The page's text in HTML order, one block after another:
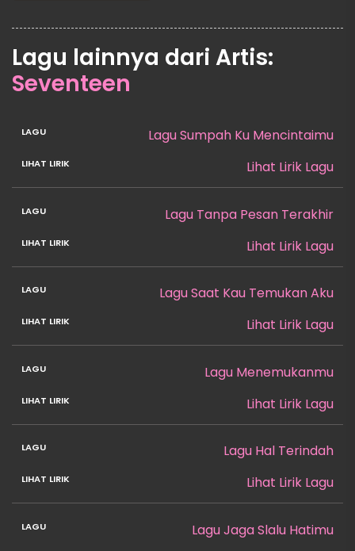
Lagu lainnya dari Artis:
Seventeen
Lagu Sumpah Ku Mencintaimu
Lihat Lirik Lagu
Lagu Tanpa Pesan Terakhir
Lihat Lirik Lagu
Lagu Saat Kau Temukan Aku
Lihat Lirik Lagu
Lagu Menemukanmu
Lihat Lirik Lagu
Lagu Hal Terindah
Lihat Lirik Lagu
Lagu Jaga Slalu Hatimu